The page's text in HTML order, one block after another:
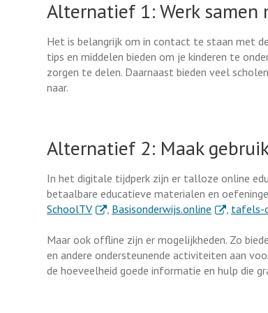
Alternatief 1: Werk samen
Het is belangrijk om in contact te staan met
tips en middelen bieden om je kinderen te
zorgen te delen. Daarnaast bieden veel
naar.
Alternatief 2: Maak
In het digitale tijdperk zijn er talloze online
betaalbare educatieve materialen en
SchoolTV. Externe link
, Basisonderwijs.online . Externe
, tafels-
Maar ook offline zijn er mogelijkheden. Zo
en andere ondersteunende activiteiten aan
de hoeveelheid goede informatie en hulp die